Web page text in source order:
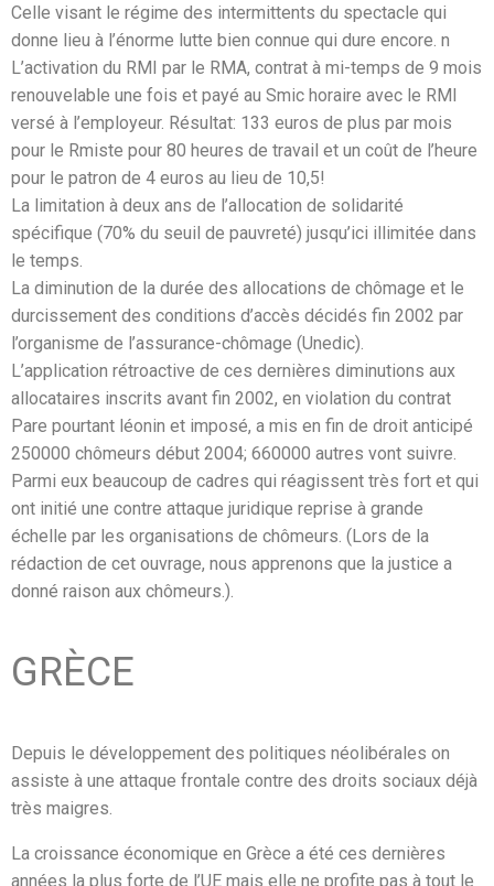
Celle visant le régime des intermittents du spectacle qui
donne lieu à l’énorme lutte bien connue qui dure encore. n
L’activation du RMI par le RMA, contrat à mi-temps de 9 mois
renouvelable une fois et payé au Smic horaire avec le RMI
versé à l’employeur. Résultat: 133 euros de plus par mois
pour le Rmiste pour 80 heures de travail et un coût de l’heure
pour le patron de 4 euros au lieu de 10,5!
La limitation à deux ans de l’allocation de solidarité
spécifique (70% du seuil de pauvreté) jusqu’ici illimitée dans
le temps.
La diminution de la durée des allocations de chômage et le
durcissement des conditions d’accès décidés fin 2002 par
l’organisme de l’assurance-chômage (Unedic).
L’application rétroactive de ces dernières diminutions aux
allocataires inscrits avant fin 2002, en violation du contrat
Pare pourtant léonin et imposé, a mis en fin de droit anticipé
250000 chômeurs début 2004; 660000 autres vont suivre.
Parmi eux beaucoup de cadres qui réagissent très fort et qui
ont initié une contre attaque juridique reprise à grande
échelle par les organisations de chômeurs. (Lors de la
rédaction de cet ouvrage, nous apprenons que la justice a
donné raison aux chômeurs.).
GRÈCE
Depuis le développement des politiques néolibérales on
assiste à une attaque frontale contre des droits sociaux déjà
très maigres.
La croissance économique en Grèce a été ces dernières
années la plus forte de l’UE mais elle ne profite pas à tout le